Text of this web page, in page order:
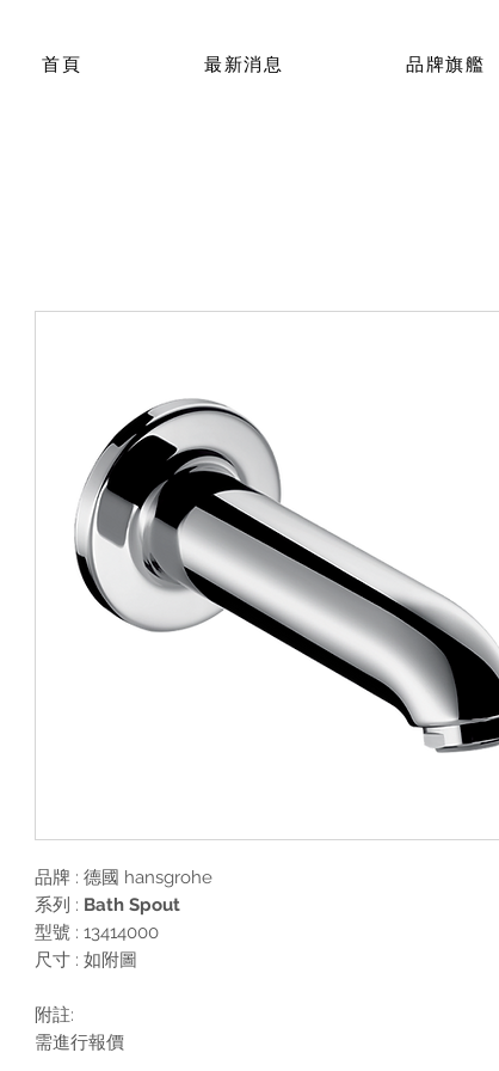
首頁 最新消息 品牌旗艦
品牌 : 德國 hansgrohe
系列 : Bath Spout
型號 : 13414000
尺寸 : 如附圖
附註:
需進行報價